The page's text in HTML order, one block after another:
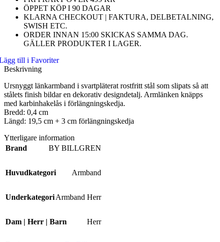
ÖPPET KÖP I 90 DAGAR
KLARNA CHECKOUT | FAKTURA, DELBETALNING,
SWISH ETC.
ORDER INNAN 15:00 SKICKAS SAMMA DAG.
GÄLLER PRODUKTER I LAGER.
till i Favoriter
Beskrivning
Ursnyggt länkarmband i svartpläterat rostfritt stål som slipats så att
stålets finish bildar en dekorativ designdetalj. Armlänken knäpps
med karbinhakelås i förlängningskedja.
Bredd: 0,4 cm
Längd: 19,5 cm + 3 cm förlängningskedja
Ytterligare information
Brand
BY BILLGREN
Huvudkategori Armband
UnderkategoriArmband Herr
Dam | Herr | Barn Herr